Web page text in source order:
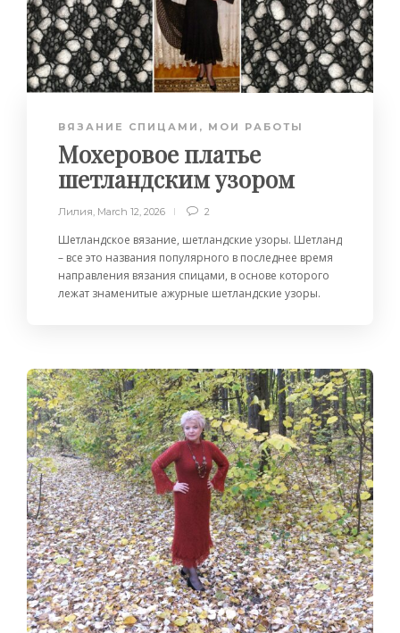
ВЯЗАНИЕ СПИЦАМИ , МОИ РАБОТЫ
Мохеровое платье
шетландским узором
Лилия, March 12, 2026 2
Шетландское вязание, шетландские узоры. Шетланд
– все это названия популярного в последнее время
направления вязания спицами, в основе которого
лежат знаменитые ажурные шетландские узоры.